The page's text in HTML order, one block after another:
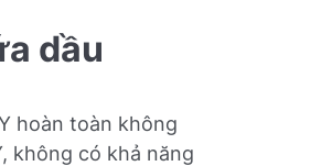
dầu
hoàn toàn không
không có khả năng